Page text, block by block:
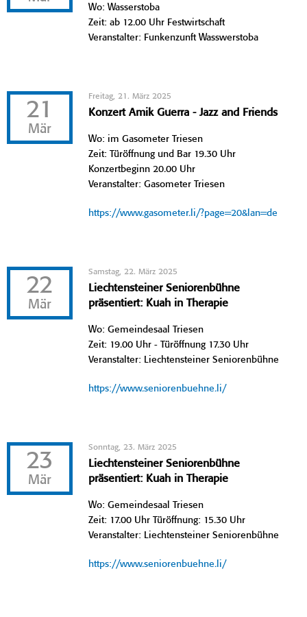
Wo: Wasserstoba
Zeit: ab 12.00 Uhr Festwirtschaft
Veranstalter: Funkenzunft Wasswerstoba
21
Mär
Freitag, 21. März 2025
Konzert Amik Guerra - Jazz and Friends
Wo: im Gasometer Triesen
Zeit: Türöffnung und Bar 19.30 Uhr
Konzertbeginn 20.00 Uhr
Veranstalter: Gasometer Triesen
https://www.gasometer.li/?page=20&lan=de
22
Mär
Samstag, 22. März 2025
Liechtensteiner Seniorenbühne
präsentiert: Kuah in Therapie
Wo: Gemeindesaal Triesen
Zeit: 19.00 Uhr - Türöffnung 17.30 Uhr
Veranstalter: Liechtensteiner Seniorenbühne
https://www.seniorenbuehne.li/
23
Mär
Sonntag, 23. März 2025
Liechtensteiner Seniorenbühne
präsentiert: Kuah in Therapie
Wo: Gemeindesaal Triesen
Zeit: 17.00 Uhr Türöffnung: 15.30 Uhr
Veranstalter: Liechtensteiner Seniorenbühne
https://www.seniorenbuehne.li/